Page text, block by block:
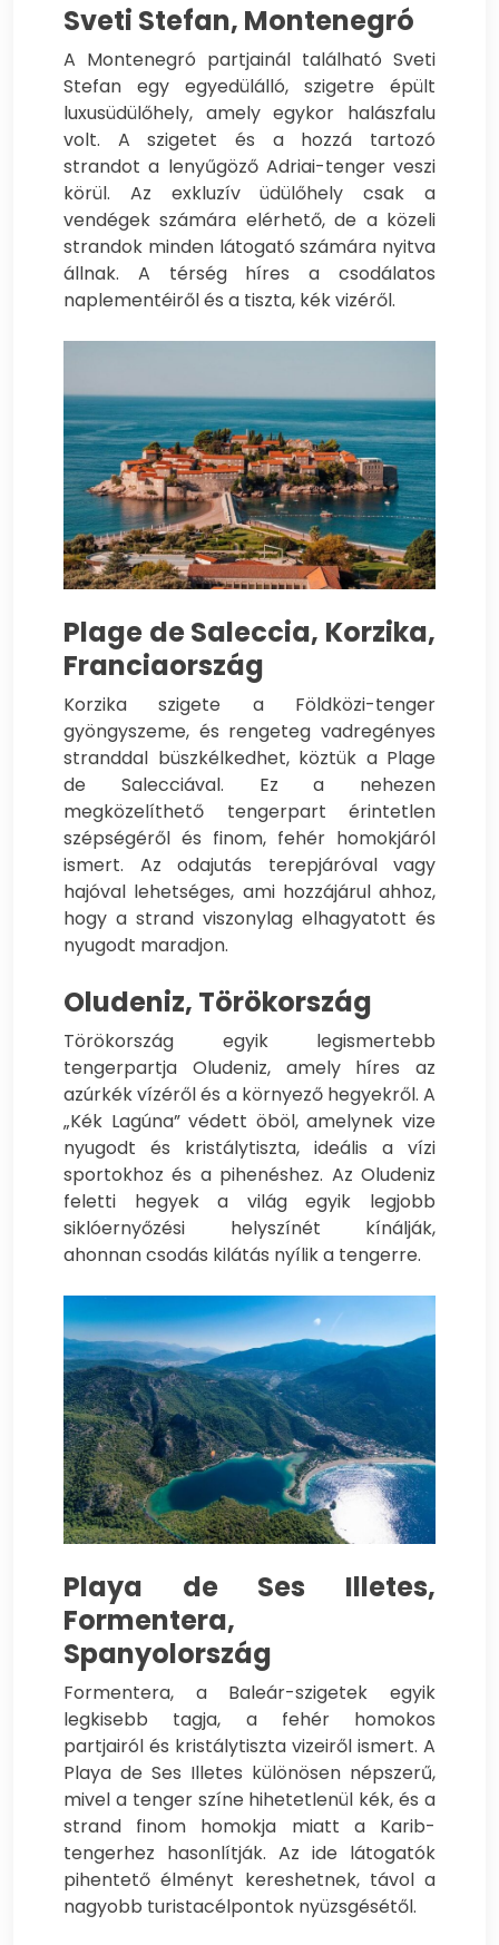
Sveti Stefan, Montenegró
A Montenegró partjainál található Sveti
Stefan egy egyedülálló, szigetre épült
luxusüdülőhely, amely egykor halászfalu
volt. A szigetet és a hozzá tartozó
strandot a lenyűgöző Adriai-tenger veszi
körül. Az exkluzív üdülőhely csak a
vendégek számára elérhető, de a közeli
strandok minden látogató számára nyitva
állnak. A térség híres a csodálatos
naplementéiről és a tiszta, kék vizéről.
Plage de Saleccia, Korzika,
Franciaország
Korzika szigete a Földközi-tenger
gyöngyszeme, és rengeteg vadregényes
stranddal büszkélkedhet, köztük a Plage
de Salecciával. Ez a nehezen
megközelíthető tengerpart érintetlen
szépségéről és finom, fehér homokjáról
ismert. Az odajutás terepjáróval vagy
hajóval lehetséges, ami hozzájárul ahhoz,
hogy a strand viszonylag elhagyatott és
nyugodt maradjon.
Oludeniz, Törökország
Törökország egyik legismertebb
tengerpartja Oludeniz, amely híres az
azúrkék vízéről és a környező hegyekről. A
„Kék Lagúna” védett öböl, amelynek vize
nyugodt és kristálytiszta, ideális a vízi
sportokhoz és a pihenéshez. Az Oludeniz
feletti hegyek a világ egyik legjobb
siklóernyőzési helyszínét kínálják,
ahonnan csodás kilátás nyílik a tengerre.
Playa de Ses Illetes,
Formentera,
Spanyolország
Formentera, a Baleár-szigetek egyik
legkisebb tagja, a fehér homokos
partjairól és kristálytiszta vizeiről ismert. A
Playa de Ses Illetes különösen népszerű,
mivel a tenger színe hihetetlenül kék, és a
strand finom homokja miatt a Karib-
tengerhez hasonlítják. Az ide látogatók
pihentető élményt kereshetnek, távol a
nagyobb turistacélpontok nyüzsgésétől.